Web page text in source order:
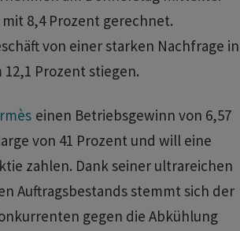
8,4 Prozent gerechnet.
von einer starken Nachfrage in
12,1 Prozent stiegen.
einen Betriebsgewinn von 6,57
von 41 ​Prozent und will eine
zahlen. Dank seiner ‌ultrareichen
Auftragsbestands stemmt sich der
gegen ​die ​Abkühlung